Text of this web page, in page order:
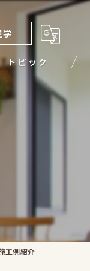
学
トピック
工例紹介